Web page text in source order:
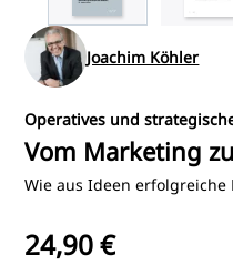
Joachim Köhler
Operatives und
Vom Marketing
Wie aus Ideen erfolgreiche
24,90 €